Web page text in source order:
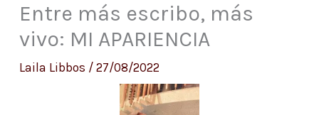
Entre más escribo, más
vivo: MI APARIENCIA
Laila Libbos / 27/08/2022